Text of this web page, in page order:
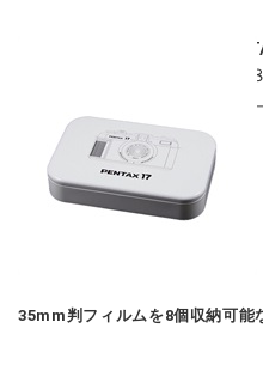
ース
商品コ
35mm判フィルムを8個収納可能